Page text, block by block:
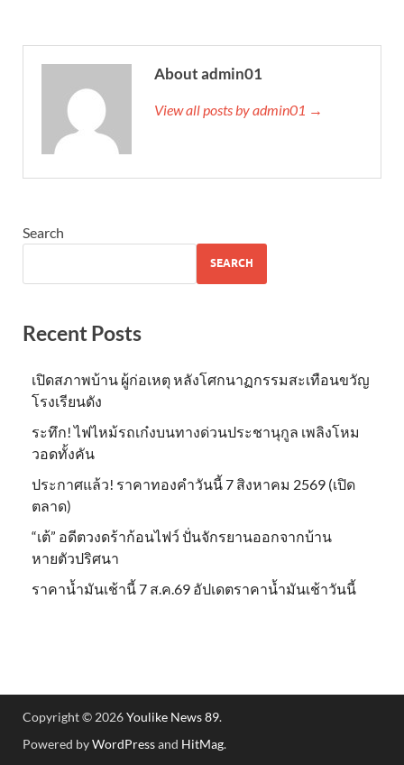
About admin01
View all posts by admin01 →
Search
SEARCH
Recent Posts
เปิดสภาพบ้าน ผู้ก่อเหตุ หลังโศกนาฏกรรมสะเทือนขวัญ
โรงเรียนดัง
ระทึก! ไฟไหม้รถเก๋งบนทางด่วนประชานุกูล เพลิงโหม
วอดทั้งคัน
ประกาศแล้ว! ราคาทองคำวันนี้ 7 สิงหาคม 2569 (เปิด
ตลาด)
“เต้” อดีตวงดร้าก้อนไฟว์ ปั่นจักรยานออกจากบ้าน
หายตัวปริศนา
ราคาน้ำมันเช้านี้ 7 ส.ค.69 อัปเดตราคาน้ำมันเช้าวันนี้
Copyright © 2026Youlike News 89.
Powered byWordPressand HitMag.